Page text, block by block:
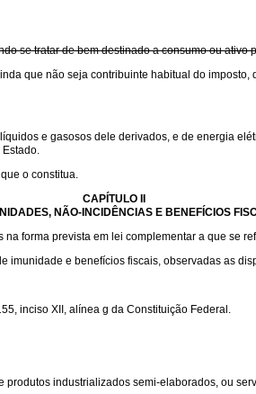
se tratar de bem destinado a consumo ou ativo
que não seja contribuinte habitual do
e gasosos dele derivados, e de energia
o constitua.
CAPÍTULO II
NÃO-INCIDÊNCIAS E BENEFÍCIOS
forma prevista em lei complementar a que se
imunidade e benefícios fiscais, observadas as
inciso XII, alínea g da Constituição Federal.
industrializados semi-elaborados, ou